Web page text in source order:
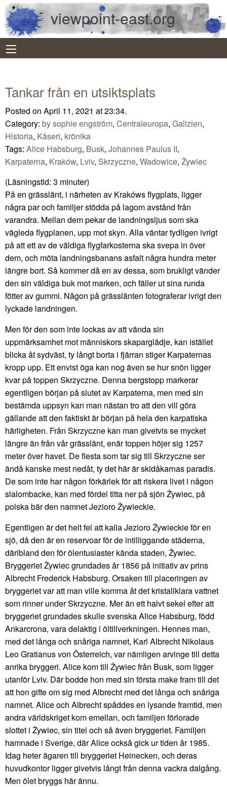
viewpoint-east.org
Tankar från en utsiktsplats
Posted on April 11, 2021 at 23:34.
Category: by sophie engström, Centraleuropa, Galizien,
Historia, Kåseri, krönika
Tags: Alice Habsburg, Busk, Johannes Paulus II,
Karpaterna, Kraków, Lviv, Skrzyczne, Wadowice, Żywiec
(Läsningstid: 3 minuter)
På en grässlänt, i närheten av Krakóws flygplats, ligger
några par och familjer stödda på lagom avstånd från
varandra. Mellan dem pekar de landningsljus som ska
vägleda flygplanen, upp mot skyn. Alla väntar tydligen ivrigt
på att ett av de väldiga flygfarkosterna ska svepa in över
dem, och möta landningsbanans asfalt några hundra meter
längre bort. Så kommer då en av dessa, som brukligt vänder
den sin väldiga buk mot marken, och fäller ut sina runda
fötter av gummi. Någon på grässlänten fotograferar ivrigt den
lyckade landningen.
Men för den som inte lockas av att vända sin
uppmärksamhet mot människors skaparglädje, kan istället
blicka åt sydväst, ty långt borta i fjärran stiger Karpaternas
kropp upp. Ett envist öga kan nog även se hur snön ligger
kvar på toppen Skrzyczne. Denna bergstopp markerar
egentligen början på slutet av Karpaterna, men med sin
bestämda uppsyn kan man nästan tro att den vill göra
gällande att den faktiskt är början på hela den karpatiska
härligheten. Från Skrzyczne kan man givetvis se mycket
längre än från vår grässlänt, enär toppen höjer sig 1257
meter över havet. De flesta som tar sig till Skrzyczne ser
ändå kanske mest nedåt, ty det här är skidåkarnas paradis.
De som inte har någon förkärlek för att riskera livet i någon
slalombacke, kan med fördel titta ner på sjön Żywiec, på
polska bär den namnet Jezioro Żywieckie.
Egentligen är det helt fel att kalla Jezioro Żywieckie för en
sjö, då den är en reservoar för de intilliggande städerna,
däribland den för ölentusiaster kända staden, Żywiec.
Bryggeriet Żywiec grundades år 1856 på initiativ av prins
Albrecht Frederick Habsburg. Orsaken till placeringen av
bryggeriet var att man ville komma åt det kristallklara vattnet
som rinner under Skrzyczne. Mer än ett halvt sekel efter att
bryggeriet grundades skulle svenska Alice Habsburg, född
Ankarcrona, vara delaktig i öltillverkningen. Hennes man,
med det långa och snåriga namnet, Karl Albrecht Nikolaus
Leo Gratianus von Österreich, var nämligen arvinge till detta
anrika bryggeri. Alice kom till Żywiec från Busk, som ligger
utanför Lviv. Där bodde hon med sin första make fram till det
att hon gifte om sig med Albrecht med det långa och snåriga
namnet. Alice och Albrecht spåddes en lysande framtid, men
andra världskriget kom emellan, och familjen förlorade
slottet i Żywiec, sin titel och så även bryggeriet. Familjen
hamnade i Sverige, där Alice också gick ur tiden år 1985.
Idag heter ägaren till bryggeriet Heinecken, och deras
huvudkontor ligger givetvis långt från denna vackra dalgång.
Men ölet bryggs här ännu.